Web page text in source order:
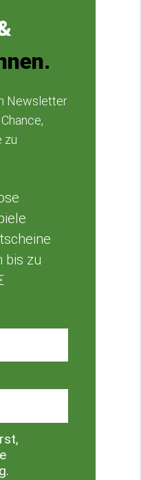
Newsletter
zu
bis zu